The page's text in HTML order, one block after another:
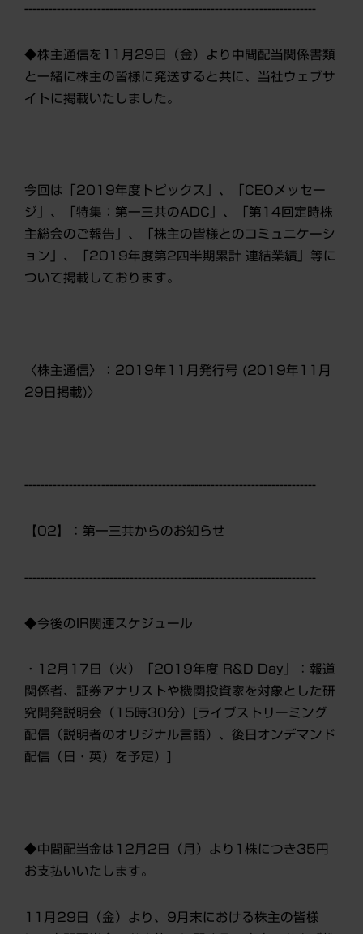
------------------------------------------------------------------------
◆株主通信を11月29日（金）より中間配当関係書類
と一緒に株主の皆様に発送すると共に、当社ウェブサ
イトに掲載いたしました。
今回は「2019年度トピックス」、「CEOメッセー
ジ」、「特集：第一三共のADC」、「第14回定時株
主総会のご報告」、「株主の皆様とのコミュニケーシ
ョン」、「2019年度第2四半期累計 連結業績」等に
ついて掲載しております。
〈株主通信〉：2019年11月発行号 (2019年11月
29日掲載)〉
------------------------------------------------------------------------
【02】：第一三共からのお知らせ
------------------------------------------------------------------------
◆今後のIR関連スケジュール
・12月17日（火）「2019年度 R&D Day」：報道
関係者、証券アナリストや機関投資家を対象とした研
究開発説明会（15時30分）[ライブストリーミング
配信（説明者のオリジナル言語）、後日オンデマンド
配信（日・英）を予定）]
◆中間配当金は12月2日（月）より1株につき35円
お支払いいたします。
11月29日（金）より、9月末における株主の皆様